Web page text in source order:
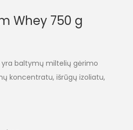
Whey 750 g
yra baltymų miltelių gėrimo
koncentratu, išrūgų izoliatu,